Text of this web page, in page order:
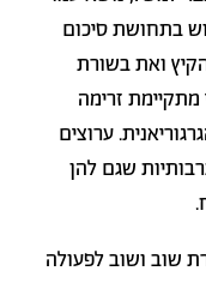
בתחושת סיכום
ואת בשורת
זרימה
ערוצים
שגם להן
שוב ושוב לפעולה